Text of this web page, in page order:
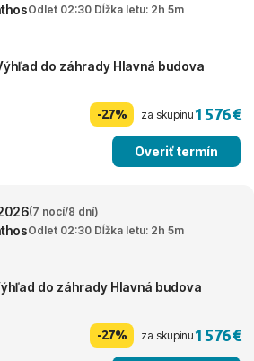
Odlet 02:30 Dĺžka letu: 2h 5m
do záhrady Hlavná budova
-27% za skupinu1 576 €
Overiť termín
(7 nocí/8 dní)
Odlet 02:30 Dĺžka letu: 2h 5m
do záhrady Hlavná budova
-27% za skupinu1 576 €